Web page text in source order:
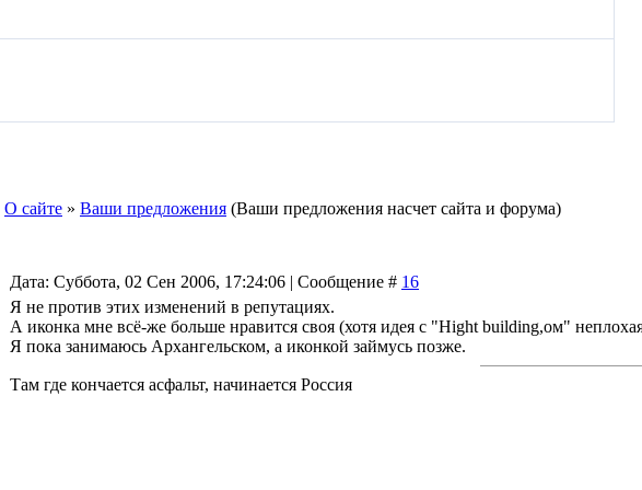
О сайте » Ваши предложения (Ваши предложения насчет сайта и форума)
Дата: Суббота, 02 Сен 2006, 17:24:06 | Сообщение # 16
Я не против этих изменений в репутациях.
А иконка мне всё-же больше нравится своя (хотя идея с "Hight building,ом"
Я пока занимаюсь Архангельском, а иконкой займусь позже.
Там где кончается асфальт, начинается Россия